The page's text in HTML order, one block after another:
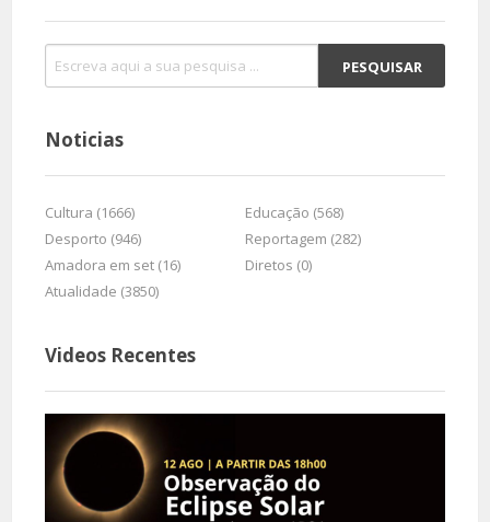
Noticias
Cultura (1666)
Educação (568)
Desporto (946)
Reportagem (282)
Amadora em set (16)
Diretos (0)
Atualidade (3850)
Videos Recentes